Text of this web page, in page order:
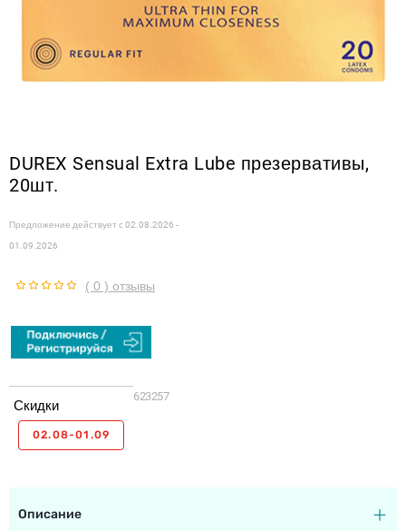
DUREX Sensual Extra Lube презервативы,
20шт.
Предложение действует с02.08.2026 -
01.09.2026
( 0 ) отзывы
623257
Скидки
02.08-01.09
Описание